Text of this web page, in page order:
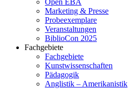
Open EBA
Marketing & Presse
Probeexemplare
Veranstaltungen
BiblioCon 2025
Fachgebiete
Fachgebiete
Kunstwissenschaften
Pädagogik
Anglistik – Amerikanistik